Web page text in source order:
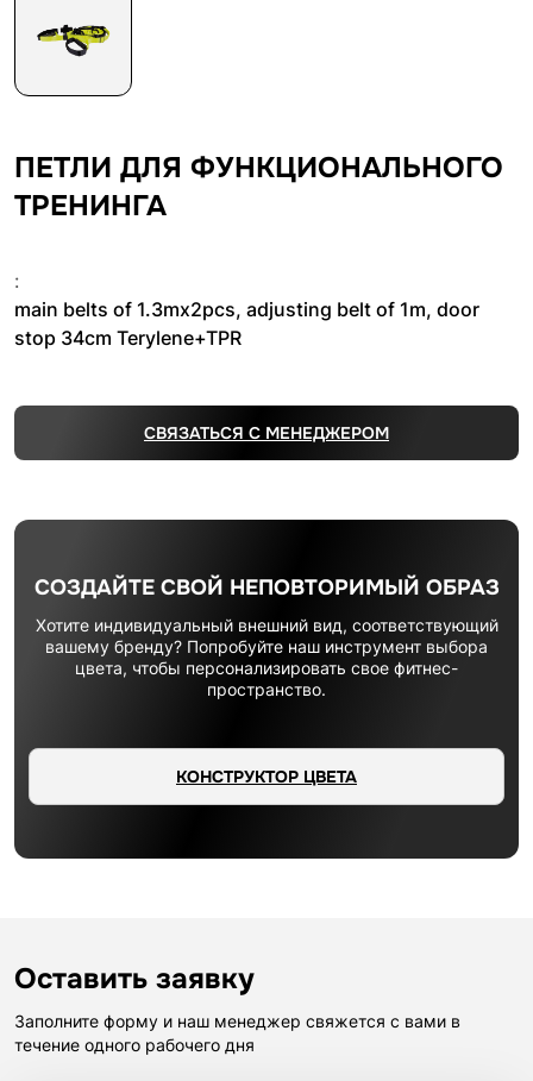
ПЕТЛИ ДЛЯ ФУНКЦИОНАЛЬНОГО
ТРЕНИНГА
:
main belts of 1.3mx2pcs, adjusting belt of 1m, door
stop 34cm Terylene+TPR
СВЯЗАТЬСЯ С МЕНЕДЖЕРОМ
СОЗДАЙТЕ СВОЙ НЕПОВТОРИМЫЙ ОБРАЗ
Хотите индивидуальный внешний вид, соответствующий
вашему бренду? Попробуйте наш инструмент выбора
цвета, чтобы персонализировать свое фитнес-
пространство.
КОНСТРУКТОР ЦВЕТА
Оставить заявку
Заполните форму и наш менеджер свяжется с вами в
течение одного рабочего дня